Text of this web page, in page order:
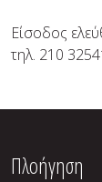
Είσοδος
τηλ. 210
Πλοήγηση